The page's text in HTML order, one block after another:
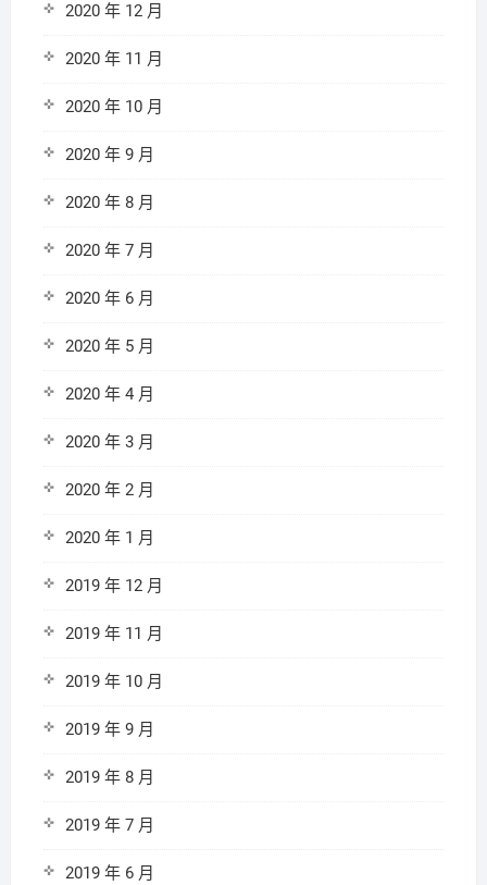
2020 年 12 月
2020 年 11 月
2020 年 10 月
2020 年 9 月
2020 年 8 月
2020 年 7 月
2020 年 6 月
2020 年 5 月
2020 年 4 月
2020 年 3 月
2020 年 2 月
2020 年 1 月
2019 年 12 月
2019 年 11 月
2019 年 10 月
2019 年 9 月
2019 年 8 月
2019 年 7 月
2019 年 6 月